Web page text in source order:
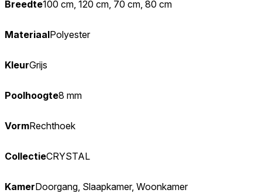
Breedte100 cm, 120 cm, 70 cm, 80 cm
MateriaalPolyester
KleurGrijs
Poolhoogte8 mm
VormRechthoek
CollectieCRYSTAL
KamerDoorgang, Slaapkamer, Woonkamer